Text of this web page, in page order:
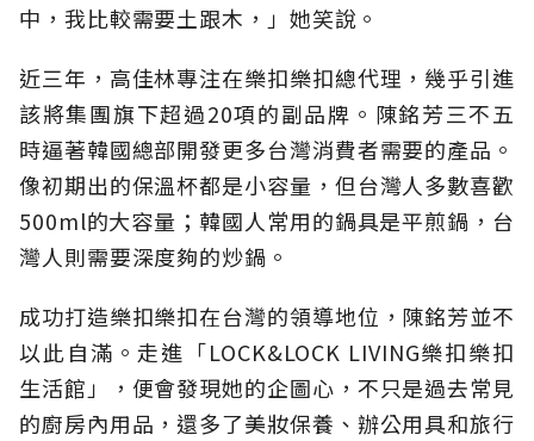
中，我比較需要土跟木，」她笑說。
近三年，高佳林專注在樂扣樂扣總代理，幾乎引進
該將集團旗下超過20項的副品牌。陳銘芳三不五
時逼著韓國總部開發更多台灣消費者需要的產品。
像初期出的保溫杯都是小容量，但台灣人多數喜歡
500ml的大容量；韓國人常用的鍋具是平煎鍋，台
灣人則需要深度夠的炒鍋。
成功打造樂扣樂扣在台灣的領導地位，陳銘芳並不
以此自滿。走進「LOCK&LOCK LIVING樂扣樂扣
生活館」，便會發現她的企圖心，不只是過去常見
的廚房內用品，還多了美妝保養、辦公用具和旅行